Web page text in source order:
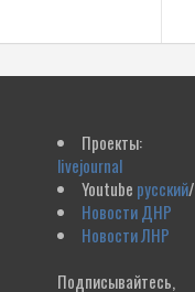
Проекты:
livejournal
Youtube русский/
Новости ДНР
Новости ЛНР
Подписывайтесь,